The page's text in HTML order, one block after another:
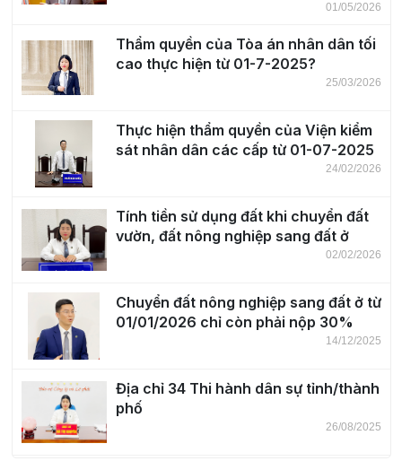
01/05/2026
Thẩm quyền của Tòa án nhân dân tối
cao thực hiện từ 01-7-2025?
25/03/2026
Thực hiện thẩm quyền của Viện kiểm
sát nhân dân các cấp từ 01-07-2025
24/02/2026
Tính tiền sử dụng đất khi chuyển đất
vườn, đất nông nghiệp sang đất ở
02/02/2026
Chuyển đất nông nghiệp sang đất ở từ
01/01/2026 chỉ còn phải nộp 30%
14/12/2025
Địa chỉ 34 Thi hành dân sự tỉnh/thành
phố
26/08/2025